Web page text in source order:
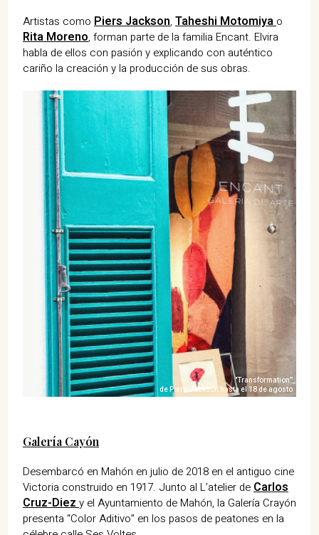
"Transformation”
de Piers Jackson hasta el 18 de agosto
Artistas como Piers Jackson, Taheshi Motomiyao
Rita Moreno, forman parte de la familia Encant. Elvira
habla de ellos con pasión y explicando con auténtico
cariño la creación y la producción de sus obras.
Galería Cayón
Desembarcó en Mahón en julio de 2018 en el antiguo cine
Victoria construido en 1917. Junto al L’atelier deCarlos
Cruz-Diezy el Ayuntamiento de Mahón, la Galería Crayón
presenta “Color Aditivo” en los pasos de peatones en la